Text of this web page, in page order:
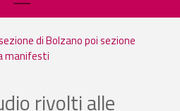
di Bolzano poi sezione
manifesti
rivolti alle